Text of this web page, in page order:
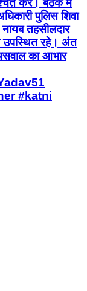
करें। बैठक में
पुलिस शिवा
तहसीलदार
उपस्थित रहे। अंत
का आभार
#katni